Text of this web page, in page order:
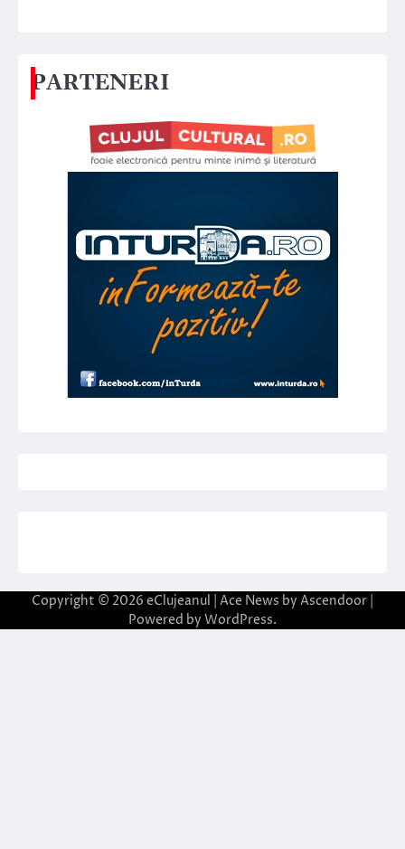
PARTENERI
Copyright © 2026 eClujeanul | Ace News by Ascendoor
Powered by WordPress.